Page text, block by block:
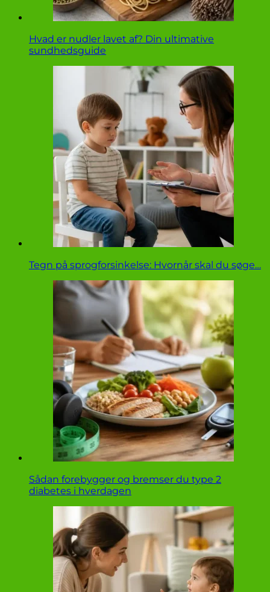
Hvad er nudler lavet af? Din ultimative
sundhedsguide
Tegn på sprogforsinkelse: Hvornår skal du søge…
Sådan forebygger og bremser du type 2
diabetes i hverdagen